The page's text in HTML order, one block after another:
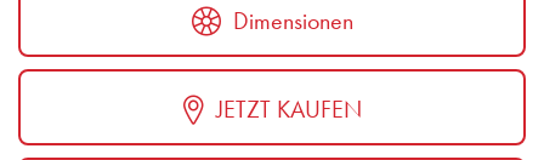
Dimensionen
JETZT KAUFEN